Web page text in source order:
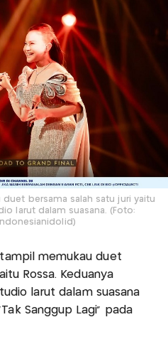
duet bersama salah satu juri yaitu
larut dalam suasana. (Foto:
memukau duet
Rossa. Keduanya
larut dalam suasana
Sanggup Lagi” pada